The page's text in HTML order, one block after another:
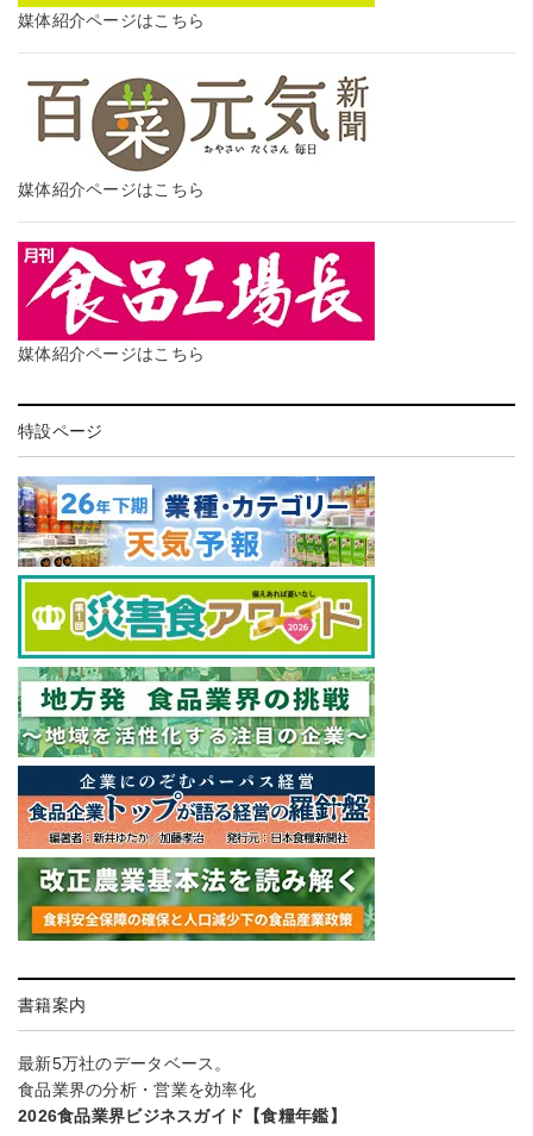
媒体紹介ページはこちら
媒体紹介ページはこちら
媒体紹介ページはこちら
特設ページ
書籍案内
最新5万社のデータベース。
食品業界の分析・営業を効率化
2026食品業界ビジネスガイド【食糧年鑑】